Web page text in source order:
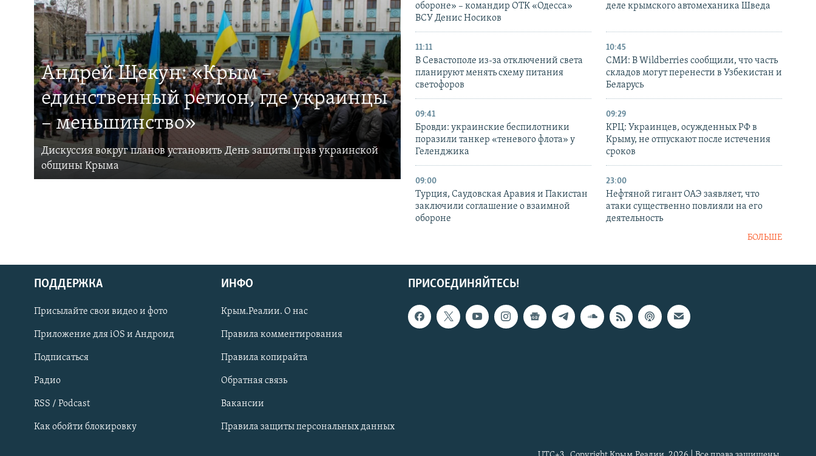
Українською
Qırımtatar
ПРИСОЕДИНЯЙТЕСЬ!
Андрей Щекун: «Крым –
единственный регион, где украинцы
– меньшинство»
Дискуссия вокруг планов установить День защиты прав украинской
общины Крыма
обороне» – командир ОТК «Одесса»
ВСУ Денис Носиков
деле крымского автомеханика Шведа
11:11
В Севастополе из-за отключений света
планируют менять схему питания
светофоров
10:45
СМИ: В Wildberries сообщили, что часть
складов могут перенести в Узбекистан и
Беларусь
09:41
Бровди: украинские беспилотники
поразили танкер «теневого флота» у
Геленджика
09:29
КРЦ: Украинцев, осужденных РФ в
Крыму, не отпускают после истечения
сроков
09:00
Турция, Саудовская Аравия и Пакистан
заключили соглашение о взаимной
обороне
23:00
Нефтяной гигант ОАЭ заявляет, что
атаки существенно повлияли на его
деятельность
БОЛЬШЕ
ПРИСОЕДИНЯЙТЕСЬ!
ПОДДЕРЖКА
Присылайте свои видео и фото
Приложение для iOS и Андроид
Подписаться
Радио
RSS / Podcast
Как обойти блокировку
ИНФО
Крым.Реалии. О нас
Правила комментирования
Правила копирайта
Обратная связь
Вакансии
Правила защиты персональных данных